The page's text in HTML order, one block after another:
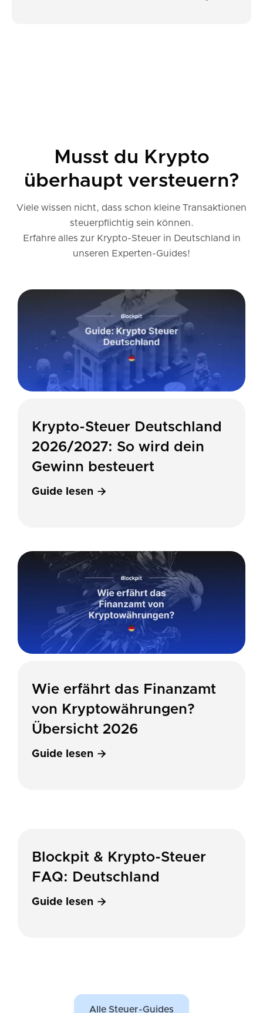
Musst du Krypto
überhaupt versteuern?
Viele wissen nicht, dass schon kleine Transaktionen
steuerpflichtig sein können.
Erfahre alles zur Krypto-Steuer in Deutschland in
unseren Experten-Guides!
Krypto-Steuer Deutschland
2026/2027: So wird dein
Gewinn besteuert
Guide lesen 
Wie erfährt das Finanzamt
von Kryptowährungen?
Übersicht 2026
Guide lesen 
Blockpit & Krypto-Steuer
FAQ: Deutschland
Guide lesen 
Alle Steuer-Guides